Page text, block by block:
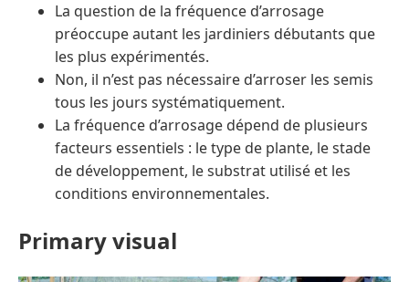
La question de la fréquence d’arrosage
préoccupe autant les jardiniers débutants que
les plus expérimentés.
Non, il n’est pas nécessaire d’arroser les semis
tous les jours systématiquement.
La fréquence d’arrosage dépend de plusieurs
facteurs essentiels : le type de plante, le stade
de développement, le substrat utilisé et les
conditions environnementales.
Primary visual